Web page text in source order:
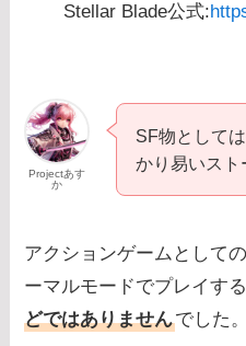
Stellar Blade公式:
Projectあす
か
SF物として
かり易いスト
アクションゲームとして
ーマルモードでプレイす
どではありませんでした。